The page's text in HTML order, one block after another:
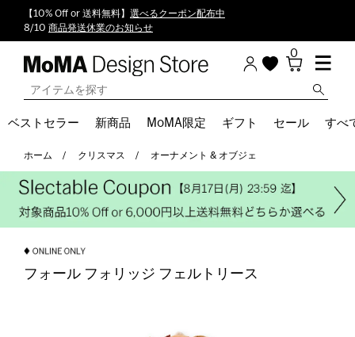
【10% Off or 送料無料】 選べるクーポン配布中
8/10 商品発送休業のお知らせ
0
ベストセラー 新商品 MoMA限定 ギフト セール すべ
ホーム クリスマス オーナメント & オブジェ
フォール フォリッジ フェルトリース